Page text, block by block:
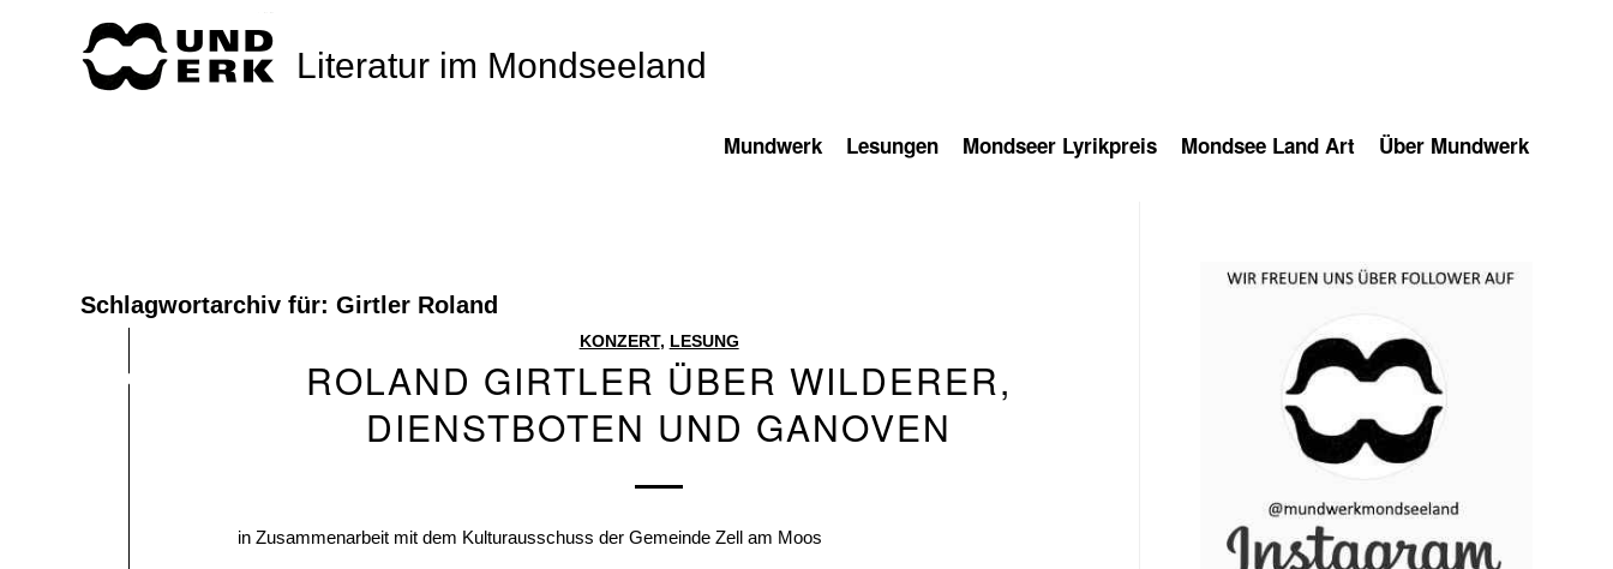
Literatur im Mondseeland
Mundwerk Lesungen Mondseer Lyrikpreis Mondsee Land Art Über Mundwerk
Schlagwortarchiv für: Girtler Roland
KONZERT, LESUNG
ROLAND GIRTLER ÜBER WILDERER,
DIENSTBOTEN UND GANOVEN
in Zusammenarbeit mit dem Kulturausschuss der Gemeinde Zell am Moos